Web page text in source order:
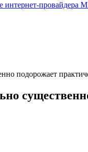
интернет-провайдера
подорожает